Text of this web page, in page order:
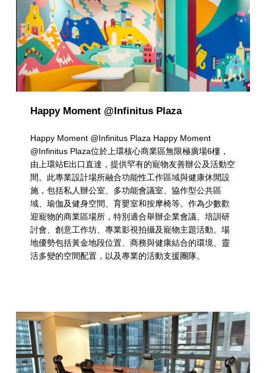
Happy Moment @Infinitus Plaza
Happy Moment @Infinitus Plaza Happy Moment
@Infinitus Plaza位於上環核心商業區無限極廣場6樓，
由上環站E出口直達，提供罕有的寵物友善辦公及活動空
間。此專業設計場所融合功能性工作區域與健康休閒設
施，包括私人辦公室、多功能會議室、協作型公共區
域、瑜伽及健身空間、育嬰室和按摩椅等。作為少數歡
迎寵物的商業區場所，特別適合舉辦企業會議、培訓研
討會、創意工作坊、專業影視拍攝及寵物主題活動。場
地優勢包括黃金地段位置、商務與健康結合的環境、靈
活多變的空間配置，以及專業的活動支援團隊。